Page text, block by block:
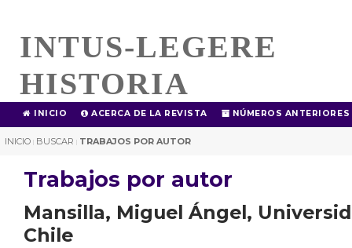
INTUS-LEGERE
HISTORIA
INICIO ACERCA DE LA REVISTA NÚMEROS ANTERIORES
INICIO | BUSCAR | TRABAJOS POR AUTOR
Trabajos por autor
Mansilla, Miguel Ángel,
Chile